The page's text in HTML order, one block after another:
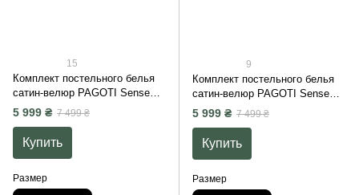
15
Комплект постельного белья
сатин-велюр PAGOTI Sense
шоколадный (полуторный /
5 999 ₴ 7 499 ₴
Купить
Размер
9
Комплект постельного белья
сатин-велюр PAGOTI Sense
молочный (полуторный /
5 999 ₴ 7 499 ₴
Купить
Размер